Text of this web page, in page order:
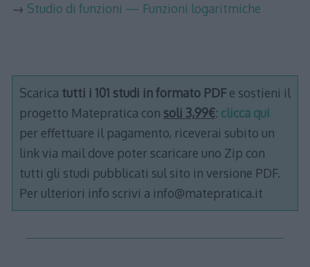
→ Studio di funzioni — Funzioni logaritmiche
Scarica tutti i 101 studi in formato PDFe sostieni il
progetto Matepratica con soli 3,99€: clicca qui
per effettuare il pagamento, riceverai subito un
link via mail dove poter scaricare uno Zip con
tutti gli studi pubblicati sul sito in versione PDF.
Per ulteriori info scrivi a info@matepratica.it